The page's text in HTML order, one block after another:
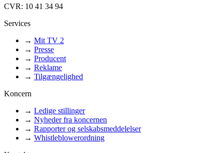
CVR: 10 41 34 94
Services
→ Mit TV 2
→ Presse
→ Producent
→ Reklame
→ Tilgængelighed
Koncern
→ Ledige stillinger
→ Nyheder fra koncernen
→ Rapporter og selskabsmeddelelser
→ Whistleblowerordning